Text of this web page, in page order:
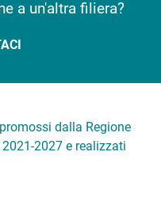
a un'altra filiera?
dalla Regione
2027 e realizzati